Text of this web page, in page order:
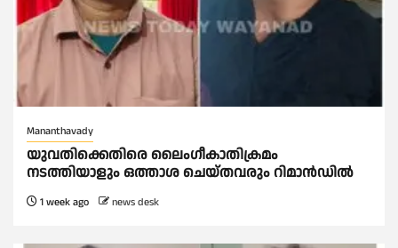
Mananthavady
യുവതിക്കെതിരെ ലൈംഗീകാതിക്രമം
നടത്തിയാളും ഒത്താശ ചെയ്തവരും റിമാൻഡിൽ
1 week ago news desk